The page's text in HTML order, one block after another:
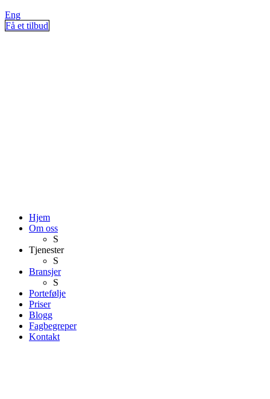
Eng
Få et tilbud
Hjem
Om oss
S
Tjenester
S
Bransjer
S
Portefølje
Priser
Blogg
Fagbegreper
Kontakt